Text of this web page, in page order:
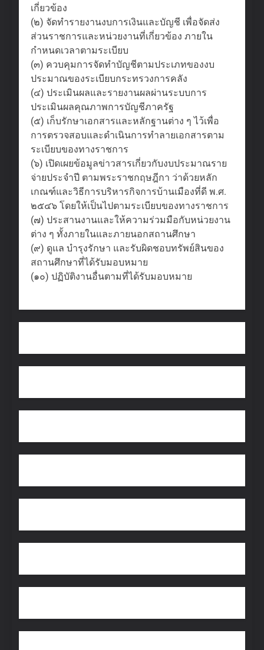
เกี่ยวข้อง
(๒) จัดทำรายงานงบการเงินและบัญชี เพื่อจัดส่ง
ส่วนราชการและหน่วยงานที่เกี่ยวข้อง ภายใน
กำหนดเวลาตามระเบียบ
(๓) ควบคุมการจัดทําบัญชีตามประเภทของงบ
ประมาณของระเบียบกระทรวงการคลัง
(๔) ประเมินผลและรายงานผลผ่านระบบการ
ประเมินผลคุณภาพการบัญชีภาครัฐ
(๕) เก็บรักษาเอกสารและหลักฐานต่าง ๆ ไว้เพื่อ
การตรวจสอบและดําเนินการทําลายเอกสารตาม
ระเบียบของทางราชการ
(๖) เปิดเผยข้อมูลข่าวสารเกี่ยวกับงบประมาณราย
จ่ายประจําปี ตามพระราชกฤษฎีกา ว่าด้วยหลัก
เกณฑ์และวิธีการบริหารกิจการบ้านเมืองที่ดี พ.ศ.
๒๕๔๖ โดยให้เป็นไปตามระเบียบของทางราชการ
(๗) ประสานงานและให้ความร่วมมือกับหน่วยงาน
ต่าง ๆ ทั้งภายในและภายนอกสถานศึกษา
(๙) ดูแล บํารุงรักษา และรับผิดชอบทรัพย์สินของ
สถานศึกษาที่ได้รับมอบหมาย
(๑๐) ปฏิบัติงานอื่นตามที่ได้รับมอบหมาย